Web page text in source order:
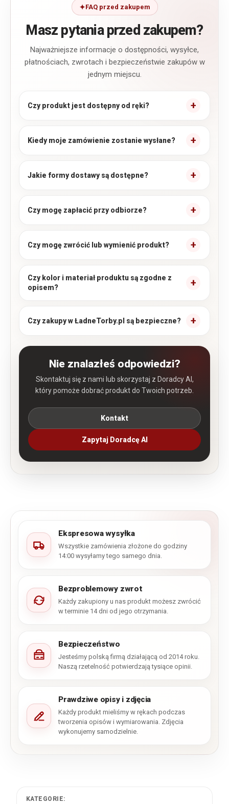
FAQ przed zakupem
Masz pytania przed zakupem?
Najważniejsze informacje o dostępności, wysyłce,
płatnościach, zwrotach i bezpieczeństwie zakupów w
jednym miejscu.
Czy produkt jest dostępny od ręki?
Kiedy moje zamówienie zostanie wysłane?
Jakie formy dostawy są dostępne?
Czy mogę zapłacić przy odbiorze?
Czy mogę zwrócić lub wymienić produkt?
Czy kolor i materiał produktu są zgodne z
opisem?
Czy zakupy w ŁadneTorby.pl są bezpieczne?
Nie znalazłeś odpowiedzi?
Skontaktuj się z nami lub skorzystaj z Doradcy AI,
który pomoże dobrać produkt do Twoich potrzeb.
Kontakt
Zapytaj Doradcę AI
Ekspresowa wysyłka
Wszystkie zamówienia złożone do godziny
14:00 wysyłamy tego samego dnia.
Bezproblemowy zwrot
Każdy zakupiony u nas produkt możesz zwrócić
w terminie 14 dni od jego otrzymania.
Bezpieczeństwo
Jesteśmy polską firmą działającą od 2014 roku.
Naszą rzetelność potwierdzają tysiące opinii.
Prawdziwe opisy i zdjęcia
Każdy produkt mieliśmy w rękach podczas
tworzenia opisów i wymiarowania. Zdjęcia
wykonujemy samodzielnie.
KATEGORIE: